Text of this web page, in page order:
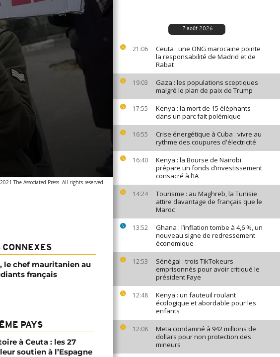
7 août 2026
21:06
Ceuta : une ONG marocaine pointe
la responsabilité de Madrid et de
Rabat
19:03
Gaza : les populations sceptiques
malgré le plan de paix de Trump
17:55
Kenya : la mort de 15 éléphants
dans un parc fait polémique
16:55
Crise énergétique à Cuba : vivre au
rythme des coupures d'électricité
16:40
Kenya : la Bourse de Nairobi
prépare un fonds d’investissement
consacré à l’IA
14:24
Tourisme : au Maghreb, la Tunisie
attire davantage de français que le
Maroc
13:52
Ghana : l’inflation tombe à 4,6 %, un
nouveau signe de redressement
économique
12:53
Sénégal : trois TikTokeurs
emprisonnés pour avoir critiqué le
président Faye
12:48
Kenya : un fauteuil roulant
écologique et abordable pour les
enfants
12:08
Meta condamné à 942 millions de
dollars pour non protection des
mineurs
The Associated Press. All rights reserved
le chef mauritanien au
français
PAYS
à Ceuta : les 27
soutien à l’Espagne